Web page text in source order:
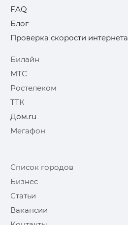
FAQ
Блог
Проверка скорости интернета
Билайн
МТС
Ростелеком
ТТК
Дом.ru
Мегафон
Список городов
Бизнес
Статьи
Вакансии